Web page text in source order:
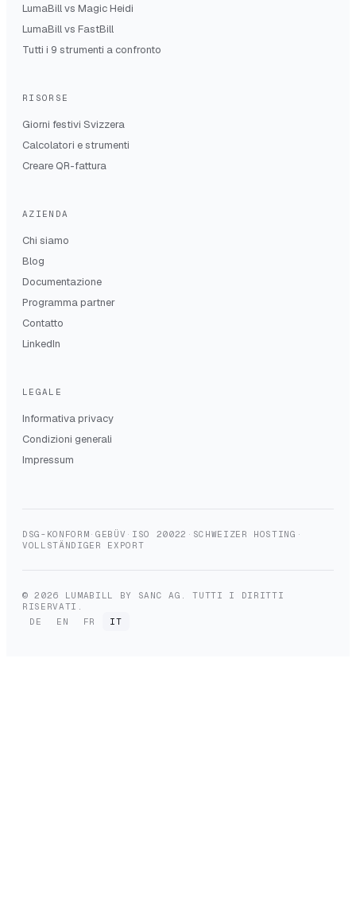
LumaBill vs Magic Heidi
LumaBill vs FastBill
Tutti i 9 strumenti a confronto
RISORSE
Giorni festivi Svizzera
Calcolatori e strumenti
Creare QR-fattura
AZIENDA
Chi siamo
Blog
Documentazione
Programma partner
Contatto
LinkedIn
LEGALE
Informativa privacy
Condizioni generali
Impressum
DSG-KONFORM · GEBÜV · ISO 20022 · SCHWEIZER HOSTING ·
VOLLSTÄNDIGER EXPORT
© 2026 LUMABILL BY SANC AG. TUTTI I DIRITTI
RISERVATI.
DE
EN FR IT